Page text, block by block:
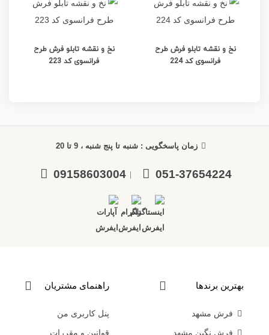
نخ و نقشه تابلو فرش طرح
فرانسوی کد 224
نخ و نقشه تابلو فرش طرح
فرانسوی کد 223
زمان پاسخگویی : شنبه تا پنج شنبه ، 9 تا 20
051-37654224
|
09158603004
بهترین برندها
فرش مشهد
فرش نگین مشهد
راهنمای مشتریان
پنل کاربری من
قوانین و مقررات